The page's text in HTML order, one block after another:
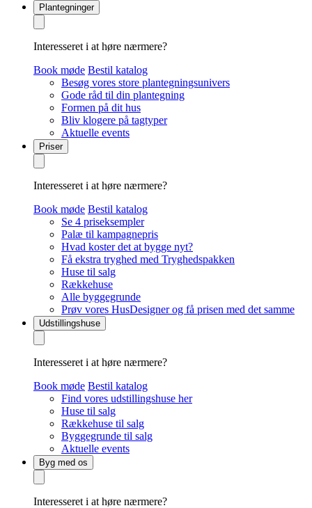
Plantegninger
Interesseret i at høre nærmere?
Book møde Bestil katalog
Besøg vores store plantegningsunivers
Gode råd til din plantegning
Formen på dit hus
Bliv klogere på tagtyper
Aktuelle events
Priser
Interesseret i at høre nærmere?
Book møde Bestil katalog
Se 4 priseksempler
Palæ til kampagnepris
Hvad koster det at bygge nyt?
Få ekstra tryghed med Tryghedspakken
Huse til salg
Rækkehuse
Alle byggegrunde
Prøv vores HusDesigner og få prisen med det samme
Udstillingshuse
Interesseret i at høre nærmere?
Book møde Bestil katalog
Find vores udstillingshuse her
Huse til salg
Rækkehuse til salg
Byggegrunde til salg
Aktuelle events
Byg med os
Interesseret i at høre nærmere?